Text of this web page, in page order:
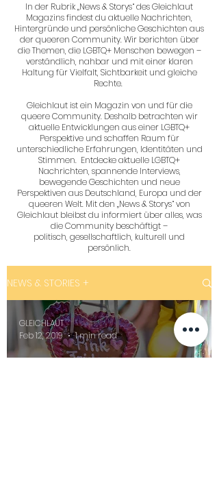
In der Rubrik „News & Storys“ des Gleichlaut
Magazins findest du aktuelle Nachrichten,
Hintergründe und persönliche Geschichten aus
der queeren Community. Wir berichten über
die Themen, die LGBTQ+ Menschen bewegen –
verständlich, nahbar und mit einer klaren
Haltung für Vielfalt, Sichtbarkeit und gleiche
Rechte.
Gleichlaut ist ein Magazin von und für die
queere Community. Deshalb betrachten wir
aktuelle Entwicklungen aus einer LGBTQ+
Perspektive und schaffen Raum für
unterschiedliche Erfahrungen, Identitäten und
Stimmen. Entdecke aktuelle LGBTQ+
Nachrichten, spannende Interviews,
bewegende Geschichten und neue
Perspektiven aus Deutschland, Europa und der
queeren Welt. Mit den „News & Storys“ von
Gleichlaut bleibst du informiert über alles, was
die Community beschäftigt –
politisch, gesellschaftlich, kulturell und
persönlich.
NEWS & STORIES +
GLEICHLAUT
Feb 12, 2019
1 min read